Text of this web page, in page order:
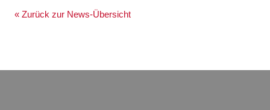
« Zurück zur News-Übersicht